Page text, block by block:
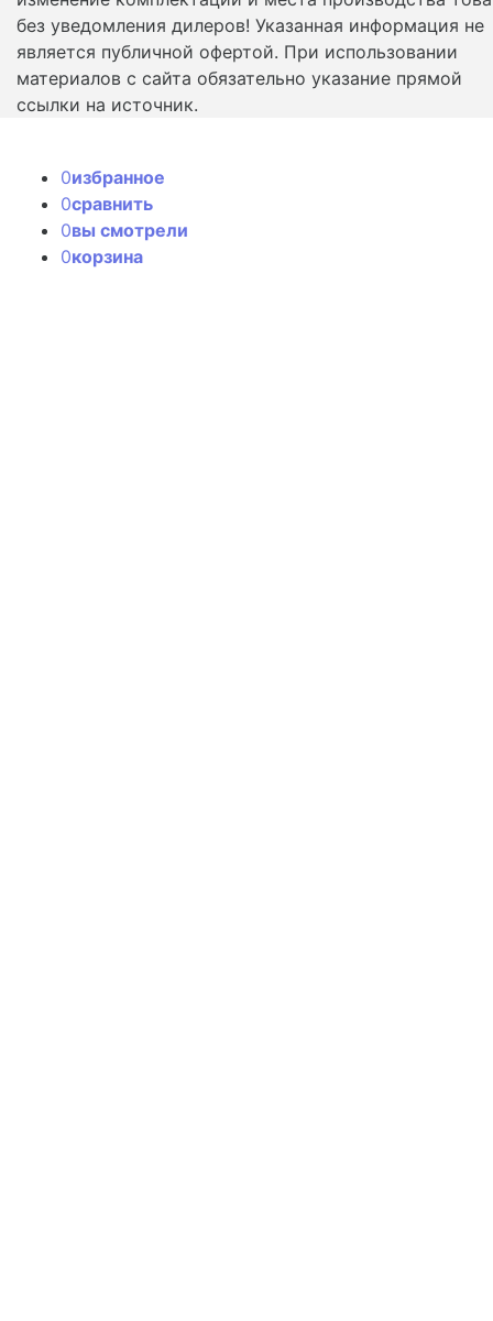
без уведомления дилеров! Указанная информация не
является публичной офертой. При использовании
материалов с сайта обязательно указание прямой
ссылки на источник.
0избранное
0сравнить
0вы смотрели
0корзина